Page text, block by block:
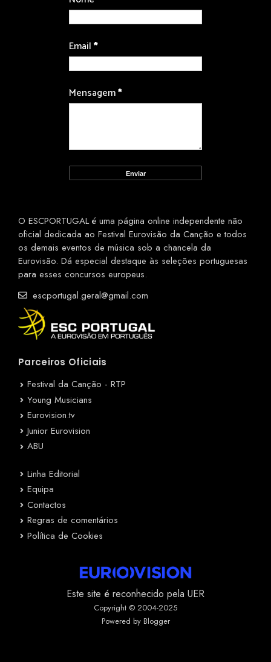
Email*
Mensagem*
O ESCPORTUGAL é uma página online independente não
oficial dedicada ao Festival Eurovisão da Canção e todos
os demais eventos de música sob a chancela da
Eurovisão. Dá especial destaque às seleções portuguesas
para esses concursos europeus.
escportugal.geral@gmail.com
Parceiros Oficiais
Festival da Canção - RTP
Young Musicians
Eurovision.tv
Junior Eurovision
ABU
Linha Editorial
Equipa
Contactos
Regras de comentários
Política de Cookies
Este site é reconhecido pela UER
Copyright © 2004-2025
Powered by Blogger